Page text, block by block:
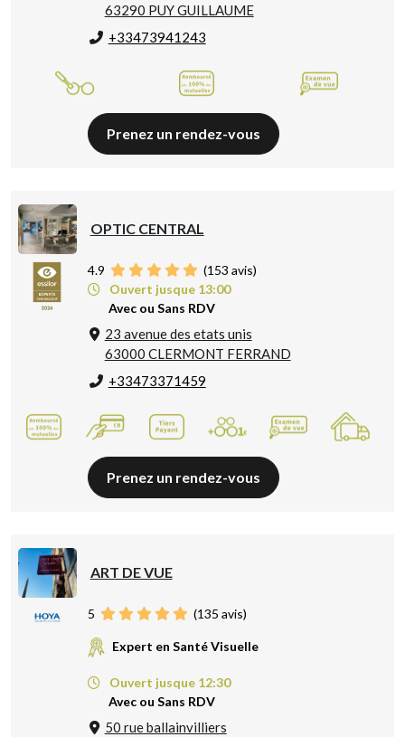
63290 PUY GUILLAUME
+33473941243
Prenez un rendez-vous
OPTIC CENTRAL
4.9 (153 avis)
Ouvert jusque 13:00
Avec ou Sans RDV
23 avenue des etats unis
63000 CLERMONT FERRAND
+33473371459
Prenez un rendez-vous
ART DE VUE
5 (135 avis)
Expert en Santé Visuelle
Ouvert jusque 12:30
Avec ou Sans RDV
50 rue ballainvilliers